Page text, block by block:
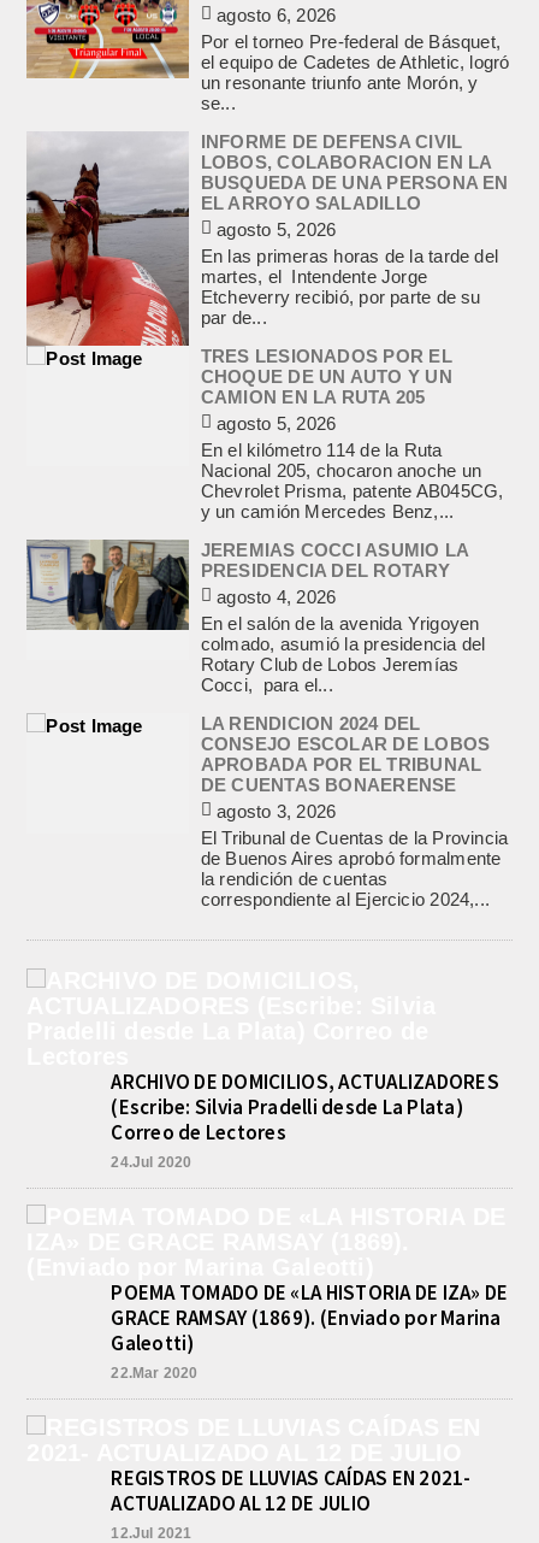
agosto 6, 2026
Por el torneo Pre-federal de Básquet,
el equipo de Cadetes de Athletic, logró
un resonante triunfo ante Morón, y
se...
INFORME DE DEFENSA CIVIL
LOBOS, COLABORACION EN LA
BUSQUEDA DE UNA PERSONA EN
EL ARROYO SALADILLO
agosto 5, 2026
En las primeras horas de la tarde del
martes, el Intendente Jorge
Etcheverry recibió, por parte de su
par de...
TRES LESIONADOS POR EL
CHOQUE DE UN AUTO Y UN
CAMION EN LA RUTA 205
agosto 5, 2026
En el kilómetro 114 de la Ruta
Nacional 205, chocaron anoche un
Chevrolet Prisma, patente AB045CG,
y un camión Mercedes Benz,...
JEREMIAS COCCI ASUMIO LA
PRESIDENCIA DEL ROTARY
agosto 4, 2026
En el salón de la avenida Yrigoyen
colmado, asumió la presidencia del
Rotary Club de Lobos Jeremías
Cocci, para el...
LA RENDICION 2024 DEL
CONSEJO ESCOLAR DE LOBOS
APROBADA POR EL TRIBUNAL
DE CUENTAS BONAERENSE
agosto 3, 2026
El Tribunal de Cuentas de la Provincia
de Buenos Aires aprobó formalmente
la rendición de cuentas
correspondiente al Ejercicio 2024,...
ARCHIVO DE DOMICILIOS, ACTUALIZADORES
(Escribe: Silvia Pradelli desde La Plata)
Correo de Lectores
24.Jul 2020
POEMA TOMADO DE «LA HISTORIA DE IZA» DE
GRACE RAMSAY (1869). (Enviado por Marina
Galeotti)
22.Mar 2020
REGISTROS DE LLUVIAS CAÍDAS EN 2021-
ACTUALIZADO AL 12 DE JULIO
12.Jul 2021